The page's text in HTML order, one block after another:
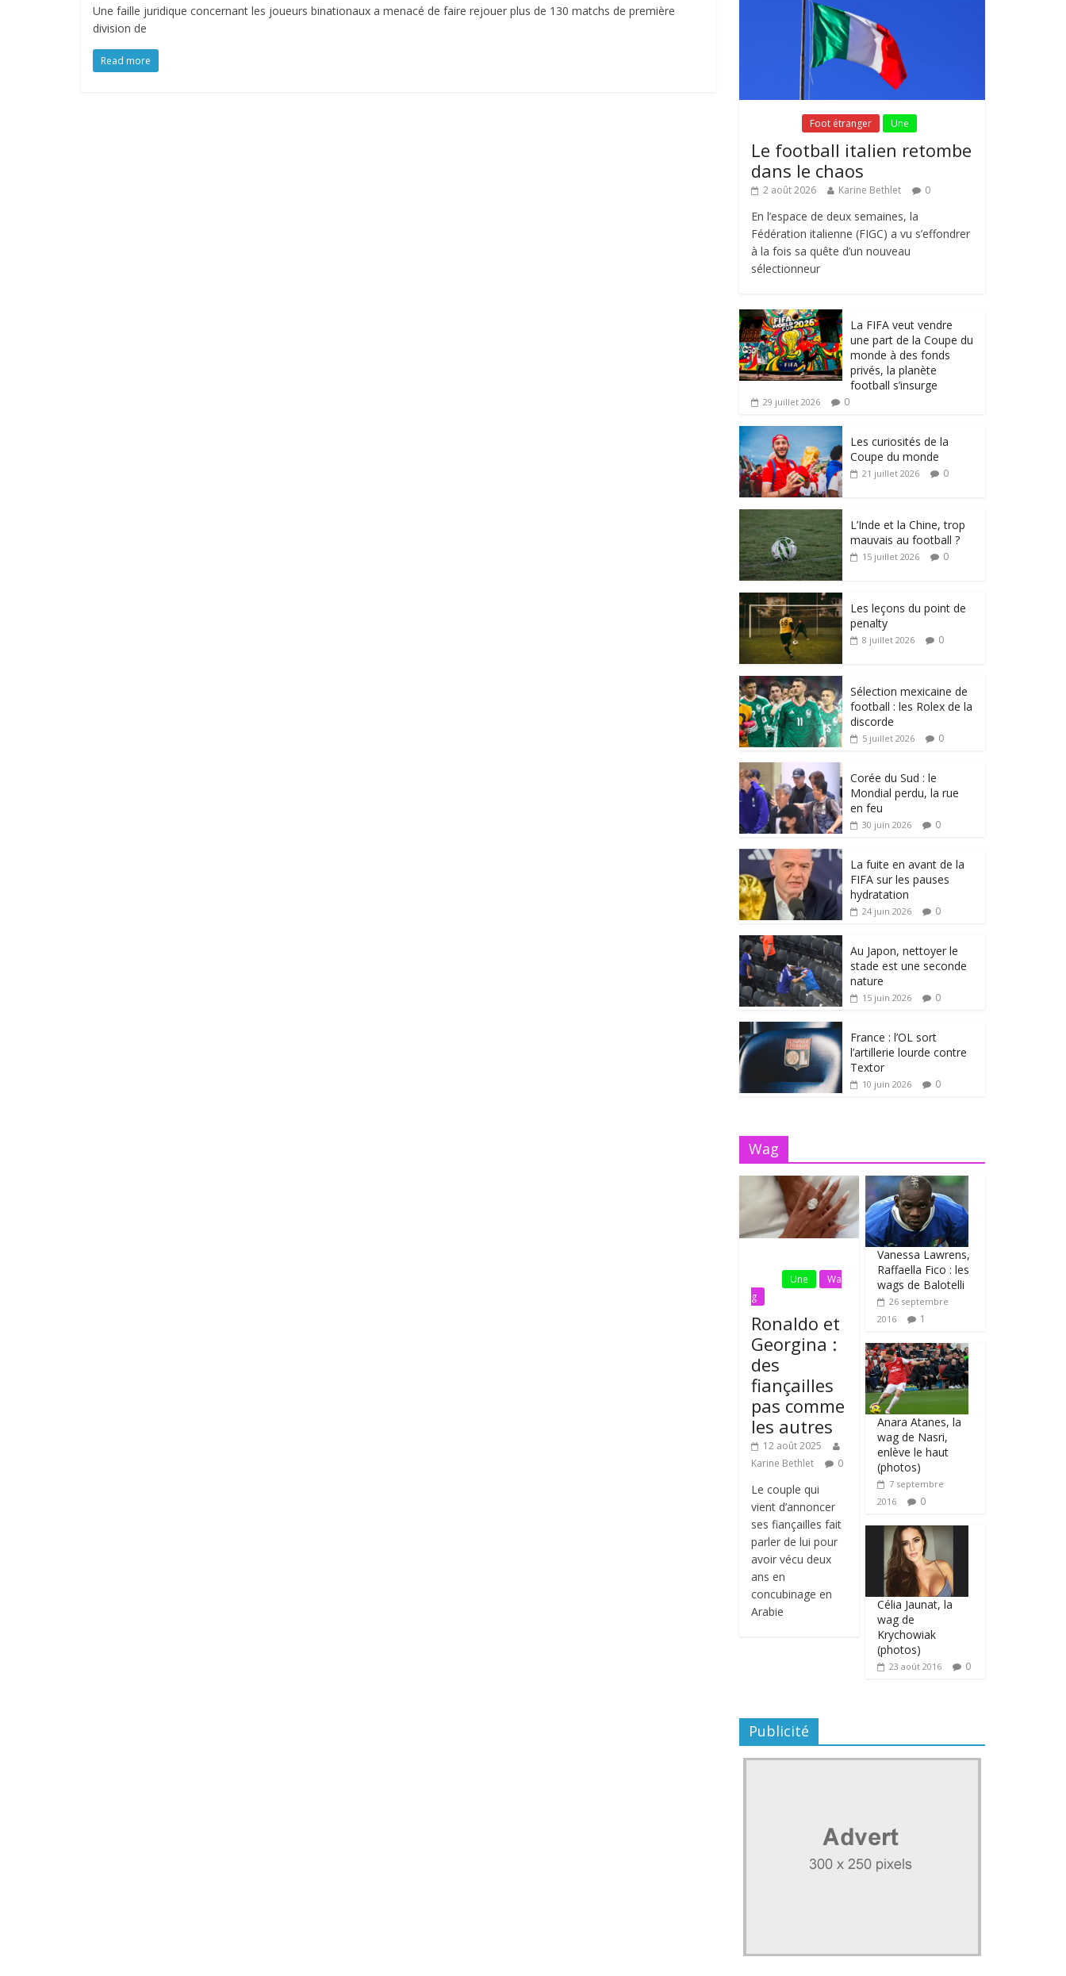
Une faille juridique concernant les joueurs binationaux a menacé de faire rejouer plus de 130 matchs de première
division de
Read more
Foot étranger Une
Le football italien retombe
dans le chaos
2 août 2026 Karine Bethlet 0
En l’espace de deux semaines, la
Fédération italienne (FIGC) a vu s’effondrer
à la fois sa quête d’un nouveau
sélectionneur
La FIFA veut vendre
une part de la Coupe du
monde à des fonds
privés, la planète
football s’insurge
29 juillet 2026 0
Les curiosités de la
Coupe du monde
21 juillet 2026 0
L’Inde et la Chine, trop
mauvais au football ?
15 juillet 2026 0
Les leçons du point de
penalty
8 juillet 2026 0
Sélection mexicaine de
football : les Rolex de la
discorde
5 juillet 2026 0
Corée du Sud : le
Mondial perdu, la rue
en feu
30 juin 2026 0
La fuite en avant de la
FIFA sur les pauses
hydratation
24 juin 2026 0
Au Japon, nettoyer le
stade est une seconde
nature
15 juin 2026 0
France : l’OL sort
l’artillerie lourde contre
Textor
10 juin 2026 0
Wag
Une
Wa
g
Ronaldo et
Georgina :
des
fiançailles
pas comme
les autres
12 août 2025
Karine Bethlet
0
Le couple qui
vient d’annoncer
ses fiançailles fait
parler de lui pour
avoir vécu deux
ans en
concubinage en
Arabie
Vanessa Lawrens,
Raffaella Fico : les
wags de Balotelli
26 septembre
2016
1
Anara Atanes, la
wag de Nasri,
enlève le haut
(photos)
7 septembre
2016
0
Célia Jaunat, la
wag de
Krychowiak
(photos)
23 août 2016 0
Publicité